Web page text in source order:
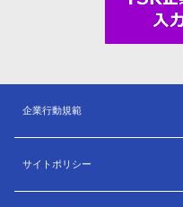
企業行動規範
サイトポリシー